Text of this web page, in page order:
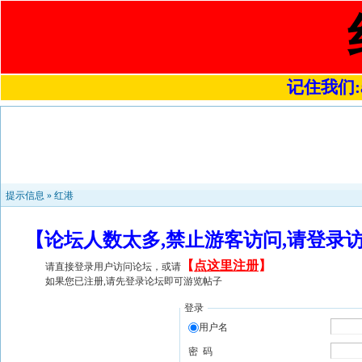
记住我们
提示信息 » 红港
【论坛人数太多,禁止游客访问,请登
请直接登录用户访问论坛，或请 【 点这里注册】
如果您已注册,请先登录论坛即可游览帖子
登录
用户名
密 码